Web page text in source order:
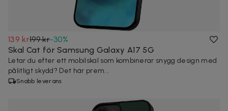
139 kr199 kr-30%
Skal Cat för Samsung Galaxy A17 5G
Letar du efter ett mobilskal som kombinerar snygg design med
pålitligt skydd? Det här prem...
Snabb leverans